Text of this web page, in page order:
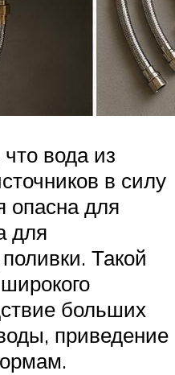
вода из
в силу
опасна для
для
Такой
больших
приведение